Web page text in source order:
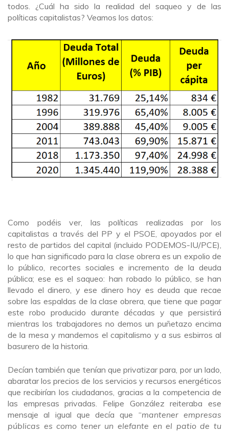
todos. ¿Cuál ha sido la realidad del saqueo y de las
políticas capitalistas? Veamos los datos:
Como podéis ver, las políticas realizadas por los
capitalistas a través del PP y el PSOE, apoyados por el
resto de partidos del capital (incluido PODEMOS-IU/PCE),
lo que han significado para la clase obrera es un expolio de
lo público, recortes sociales e incremento de la deuda
pública; ese es el saqueo: han robado lo público, se han
llevado el dinero, y ese dinero hoy es deuda que recae
sobre las espaldas de la clase obrera, que tiene que pagar
este robo producido durante décadas y que persistirá
mientras los trabajadores no demos un puñetazo encima
de la mesa y mandemos el capitalismo y a sus esbirros al
basurero de la historia.
Decían también que tenían que privatizar para, por un lado,
abaratar los precios de los servicios y recursos energéticos
que recibirían los ciudadanos, gracias a la competencia de
las empresas privadas. Felipe González reiteraba ese
mensaje al igual que decía que “mantener empresas
públicas es como tener un elefante en el patio de tu